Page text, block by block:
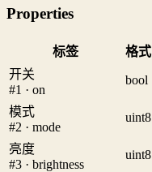
Properties
标签 格式
开关
#1 · on
bool
模式
#2 · mode
uint8
亮度
#3 · brightness
uint8